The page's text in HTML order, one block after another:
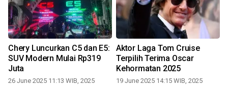
Chery Luncurkan C5 dan E5:
SUV Modern Mulai Rp319
Juta
26 June 2025 11:13 WIB, 2025
Aktor Laga Tom Cruise
Terpilih Terima Oscar
Kehormatan 2025
19 June 2025 14:15 WIB, 2025